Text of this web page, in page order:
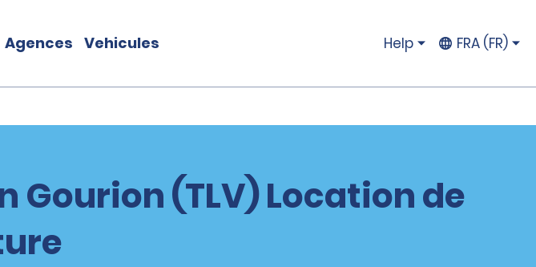
Agences Vehicules Help FRA (FR)
(TLV) Location de